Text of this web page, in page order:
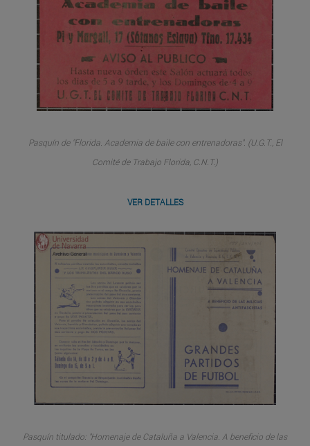
Pasquín de "Florida. Academia de baile con entrenadoras". (U.G.T., El
Comité de Trabajo Florida, C.N.T.)
VER DETALLES
Pasquín titulado: "Homenaje de Cataluña a Valencia. A beneficio de las